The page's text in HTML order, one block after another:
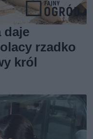
daje
rzadko
król